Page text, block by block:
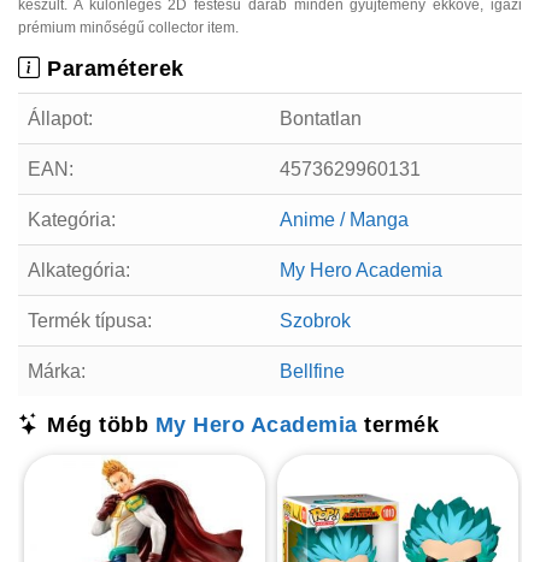
készült. A különleges 2D festésű darab minden gyűjtemény ékköve, igazi
prémium minőségű collector item.
Paraméterek
Állapot: Bontatlan
EAN: 4573629960131
Kategória: Anime / Manga
Alkategória: My Hero Academia
Termék típusa: Szobrok
Márka: Bellfine
Még több My Hero Academia termék